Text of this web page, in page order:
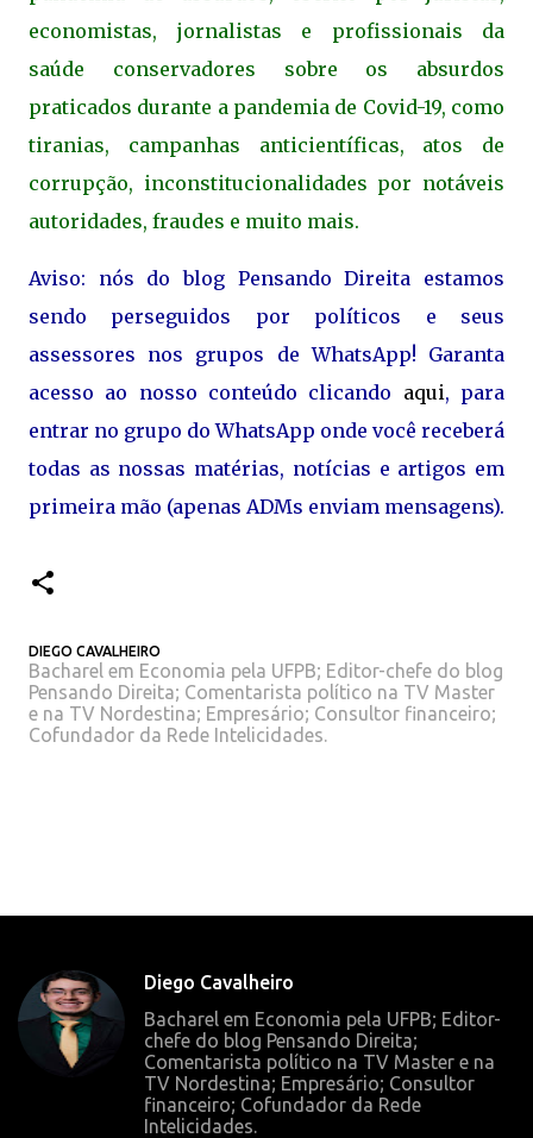
economistas, jornalistas e profissionais da
saúde conservadores sobre os absurdos
praticados durante a pandemia de Covid-19, como
tiranias, campanhas anticientíficas, atos de
corrupção, inconstitucionalidades por notáveis
autoridades, fraudes e muito mais.
Aviso: nós do blog Pensando Direita estamos
sendo perseguidos por políticos e seus
assessores nos grupos de WhatsApp! Garanta
acesso ao nosso conteúdo clicando aqui, para
entrar no grupo do WhatsApp onde você receberá
todas as nossas matérias, notícias e artigos em
primeira mão (apenas ADMs enviam mensagens).
DIEGO CAVALHEIRO
Bacharel em Economia pela UFPB; Editor-chefe do blog
Pensando Direita; Comentarista político na TV Master
e na TV Nordestina; Empresário; Consultor financeiro;
Cofundador da Rede Intelicidades.
á
Diego Cavalheiro
Bacharel em Economia pela UFPB; Editor-
chefe do blog Pensando Direita;
Comentarista político na TV Master e na
TV Nordestina; Empresário; Consultor
financeiro; Cofundador da Rede
Intelicidades.